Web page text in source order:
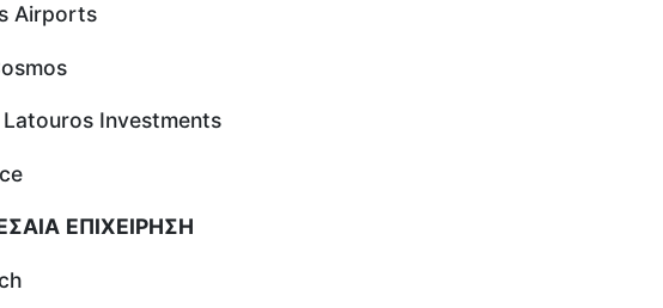
Airports
Latouros Investments
ΕΠΙΧΕΙΡΗΣΗ